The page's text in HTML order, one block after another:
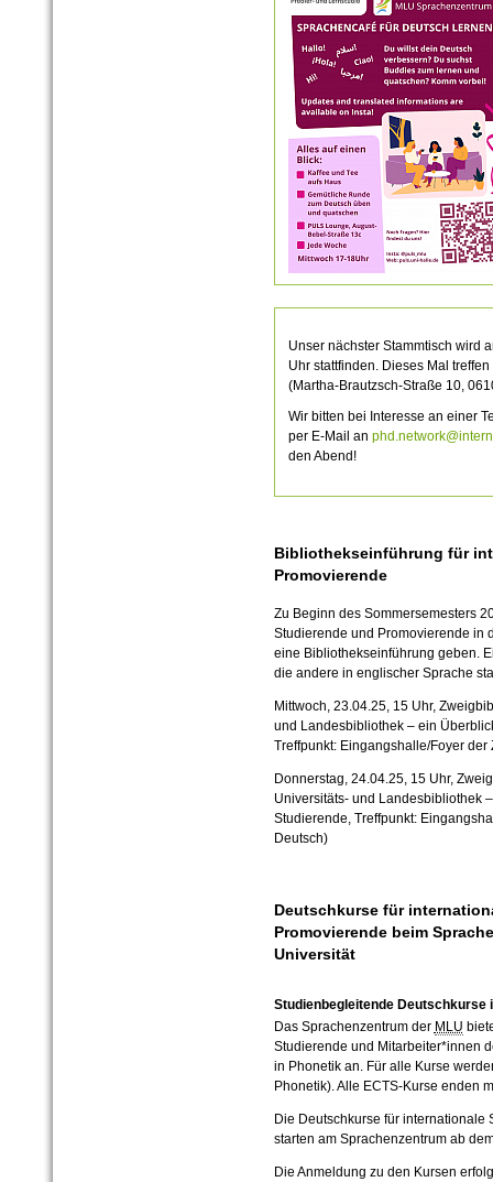
Unser nächster Stammtisch wird
Uhr stattfinden. Dieses Mal
(Martha-Brautzsch-Straße 10,
Wir bitten bei Interesse an einer
per E-Mail an
den Abend!
Bibliothekseinführung für
Promovierende
Zu Beginn des Sommersemesters
Studierende und Promovierende in
eine Bibliothekseinführung geben.
die andere in englischer Sprache
Mittwoch, 23.04.25, 15 Uhr,
und Landesbibliothek – ein
Treffpunkt: Eingangshalle/Foyer
Donnerstag, 24.04.25, 15 Uhr,
Universitäts- und Landesbibliothek
Studierende, Treffpunkt:
Deutsch)
Deutschkurse für
Promovierende beim
Universität
Studienbegleitende Deutschkurse
Das Sprachenzentrum der MLU
Studierende und Mitarbeiter*innen
in Phonetik an. Für alle Kurse
Phonetik). Alle ECTS-Kurse enden
Die Deutschkurse für
starten am Sprachenzentrum ab
Die Anmeldung zu den Kursen